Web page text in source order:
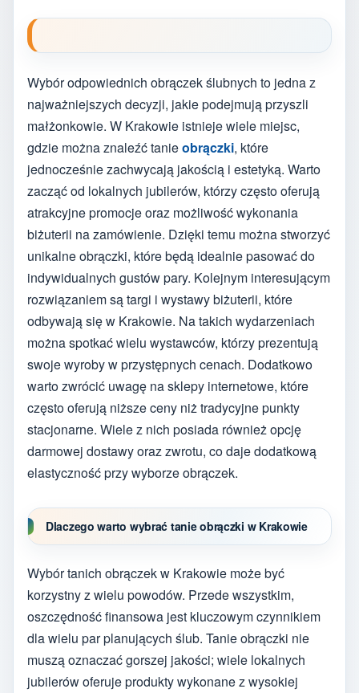
Wybór odpowiednich obrączek ślubnych to jedna z
najważniejszych decyzji, jakie podejmują przyszli
małżonkowie. W Krakowie istnieje wiele miejsc,
gdzie można znaleźć tanieobrączki, które
jednocześnie zachwycają jakością i estetyką. Warto
zacząć od lokalnych jubilerów, którzy często oferują
atrakcyjne promocje oraz możliwość wykonania
biżuterii na zamówienie. Dzięki temu można stworzyć
unikalne obrączki, które będą idealnie pasować do
indywidualnych gustów pary. Kolejnym interesującym
rozwiązaniem są targi i wystawy biżuterii, które
odbywają się w Krakowie. Na takich wydarzeniach
można spotkać wielu wystawców, którzy prezentują
swoje wyroby w przystępnych cenach. Dodatkowo
warto zwrócić uwagę na sklepy internetowe, które
często oferują niższe ceny niż tradycyjne punkty
stacjonarne. Wiele z nich posiada również opcję
darmowej dostawy oraz zwrotu, co daje dodatkową
elastyczność przy wyborze obrączek.
Dlaczego warto wybrać tanie obrączki w Krakowie
Wybór tanich obrączek w Krakowie może być
korzystny z wielu powodów. Przede wszystkim,
oszczędność finansowa jest kluczowym czynnikiem
dla wielu par planujących ślub. Tanie obrączki nie
muszą oznaczać gorszej jakości; wiele lokalnych
jubilerów oferuje produkty wykonane z wysokiej